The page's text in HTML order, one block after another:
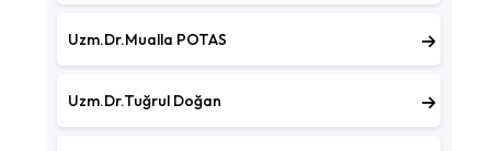
Uzm.Dr.Mualla POTAS
Uzm.Dr.Tuğrul Doğan